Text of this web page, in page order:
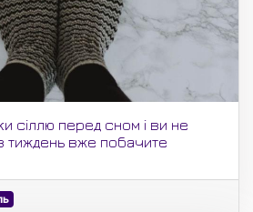
сіллю перед сном і ви не
тиждень вже побачите